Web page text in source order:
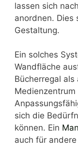
lassen sich
anordnen. Dies
Gestaltung.
Ein solches
Wandfläche
Bücherregal
Medienzentrum
sich die
können. Ein
auch für